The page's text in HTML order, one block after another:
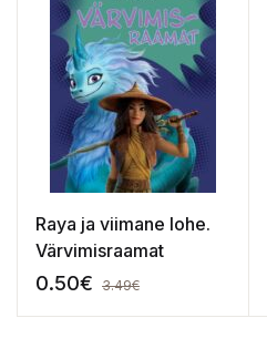
Raya ja viimane lohe.
Värvimisraamat
0.50€ 3.49€